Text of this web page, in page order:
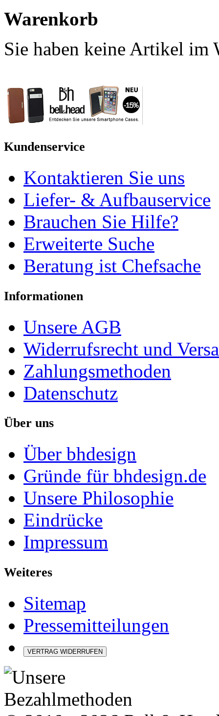
Warenkorb
Sie haben keine Artikel im
Kundenservice
Kontaktieren Sie uns
Liefer- & Aufbauservice
Brauchen Sie Hilfe?
Erweiterte Suche
Beratung ist Chefsache
Informationen
Unsere AGB
Widerrufsrecht und
Zahlungsmethoden
Datenschutz
Über uns
Über bhdesign
Gründe für bhdesign.de
Unsere Philosophie
Eindrücke
Impressum
Weiteres
Sitemap
Pressemitteilungen
VERTRAG WIDERRUFEN